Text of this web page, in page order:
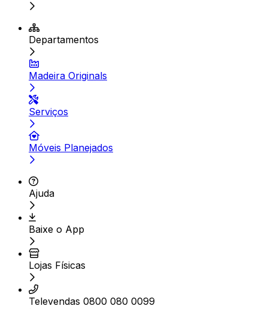
Departamentos
Madeira Originals
Serviços
Móveis Planejados
Ajuda
Baixe o App
Lojas Físicas
Televendas 0800 080 0099